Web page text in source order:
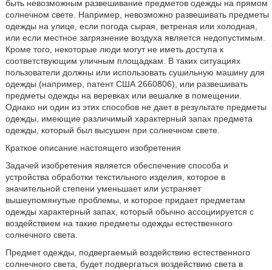
быть невозможным развешивание предметов одежды на прямом
солнечном свете. Например, невозможно развешивать предметы
одежды на улице, если погода сырая, ветреная или холодная,
или если местное загрязнение воздуха является недопустимым.
Кроме того, некоторые люди могут не иметь доступа к
соответствующим уличным площадкам. В таких ситуациях
пользователи должны или использовать сушильную машину для
одежды (например, патент США 2660806), или развешивать
предметы одежды на веревках или вешалке в помещении.
Однако ни один из этих способов не дает в результате предметы
одежды, имеющие различимый характерный запах предмета
одежды, который был высушен при солнечном свете.
Краткое описание настоящего изобретения
Задачей изобретения является обеспечение способа и
устройства обработки текстильного изделия, которое в
значительной степени уменьшает или устраняет
вышеупомянутые проблемы, и которое придает предметам
одежды характерный запах, который обычно ассоциируется с
воздействием на такие предметы одежды естественного
солнечного света.
Предмет одежды, подвергаемый воздействию естественного
солнечного света, будет подвергаться воздействию света в